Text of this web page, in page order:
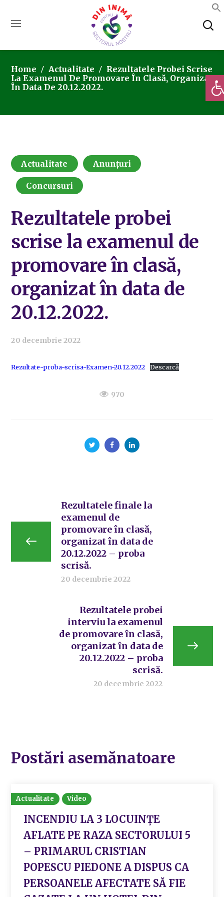
Home Actualitate
Rezultatele Probei Scrise
La Examenul De Promovare În Clasă, Organizat
În Data De 20.12.2022.
Actualitate Anunțuri
Concursuri
Rezultatele probei
scrise la examenul de
promovare în clasă,
organizat în data de
20.12.2022.
20 decembrie 2022
Rezultate-proba-scrisa-Examen-20.12.2022 Descarcă
970
Rezultatele finale la
examenul de
promovare în clasă,
organizat în data de
20.12.2022 – proba
scrisă.
20 decembrie 2022
Rezultatele probei
interviu la examenul
de promovare în clasă,
organizat în data de
20.12.2022 – proba
scrisă.
20 decembrie 2022
Postări asemănatoare
Actualitate Video
INCENDIU LA 3 LOCUINȚE
AFLATE PE RAZA SECTORULUI 5
– PRIMARUL CRISTIAN
POPESCU PIEDONE A DISPUS CA
PERSOANELE AFECTATE SĂ FIE